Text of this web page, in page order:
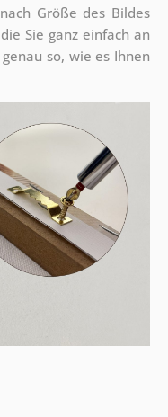
Größe des Bildes
Sie ganz einfach an
so, wie es Ihnen